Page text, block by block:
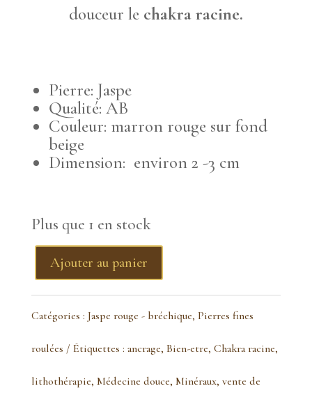
douceur le chakra racine.
Pierre: Jaspe
Qualité: AB
Couleur: marron rouge sur fond
beige
Dimension: environ 2 -3 cm
Plus que 1 en stock
quantité
de
Jaspe
bréchique
Ajouter au panier
Catégories : Jaspe rouge - bréchique, Pierres fines
roulées Étiquettes : ancrage, Bien-etre, Chakra racine,
lithothérapie, Médecine douce, Minéraux, vente de